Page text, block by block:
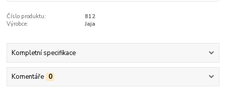
Číslo produktu:
812
Výrobce:
Jaja
Kompletní specifikace
Komentáře 0